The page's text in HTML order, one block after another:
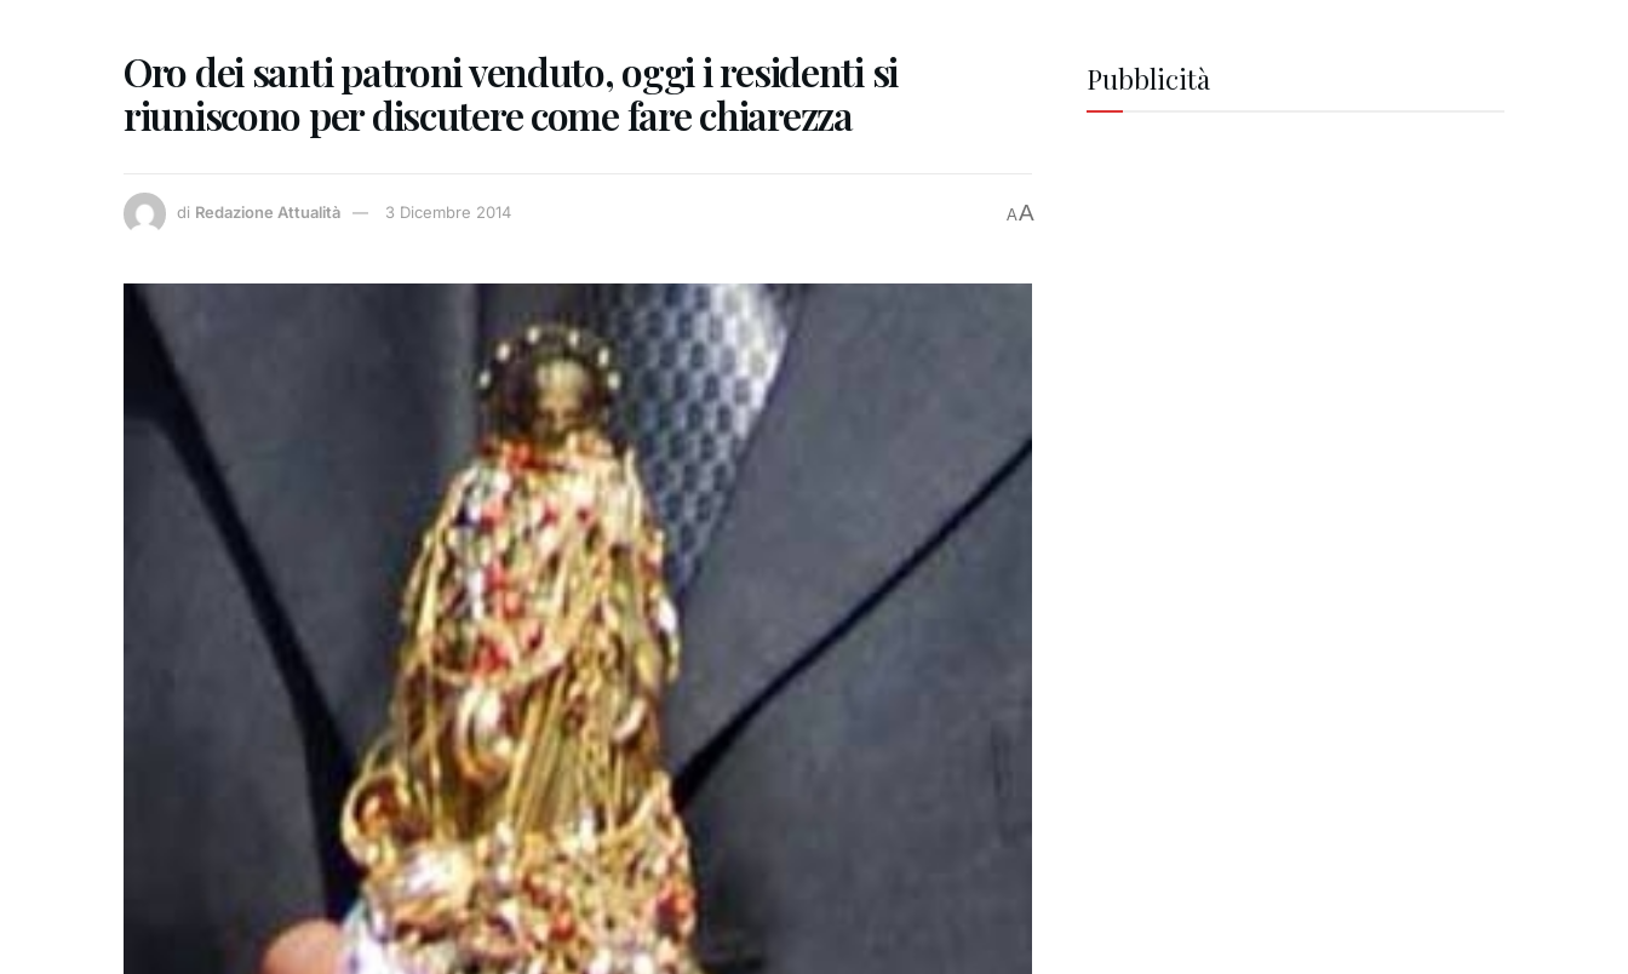
Oro dei santi patroni venduto, oggi i residenti si
riuniscono per discutere come fare chiarezza
di Redazione Attualità 3 Dicembre 2014 AA
Pubblicità